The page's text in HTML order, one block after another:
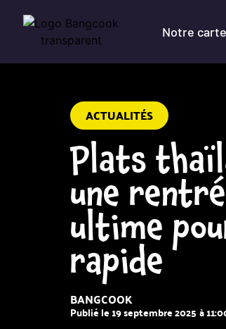
Notre carte
ACTUALITÉS
Plats
une
ultime
rapide
BANGCOOK
Publié le19 septembre 2025 à